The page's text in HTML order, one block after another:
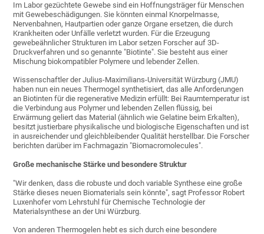
Im Labor gezüchtete Gewebe sind ein Hoffnungsträger für Menschen
mit Gewebeschädigungen. Sie könnten einmal Knorpelmasse,
Nervenbahnen, Hautpartien oder ganze Organe ersetzen, die durch
Krankheiten oder Unfälle verletzt wurden. Für die Erzeugung
gewebeähnlicher Strukturen im Labor setzen Forscher auf 3D-
Druckverfahren und so genannte "Biotinte". Sie besteht aus einer
Mischung biokompatibler Polymere und lebender Zellen.
Wissenschaftler der Julius-Maximilians-Universität Würzburg (JMU)
haben nun ein neues Thermogel synthetisiert, das alle Anforderungen
an Biotinten für die regenerative Medizin erfüllt: Bei Raumtemperatur ist
die Verbindung aus Polymer und lebenden Zellen flüssig, bei
Erwärmung geliert das Material (ähnlich wie Gelatine beim Erkalten),
besitzt justierbare physikalische und biologische Eigenschaften und ist
in ausreichender und gleichbleibender Qualität herstellbar. Die Forscher
berichten darüber im Fachmagazin "Biomacromolecules".
Große mechanische Stärke und besondere Struktur
"Wir denken, dass die robuste und doch variable Synthese eine große
Stärke dieses neuen Biomaterials sein könnte", sagt Professor Robert
Luxenhofer vom Lehrstuhl für Chemische Technologie der
Materialsynthese an der Uni Würzburg.
Von anderen Thermogelen hebt es sich durch eine besondere